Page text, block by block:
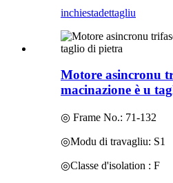
inchiestadettagliu
Motore asincronu
macinazione è u
◎ Frame No.: 71-132
◎Modu di travagliu: S1
◎Classe d'isolation : F